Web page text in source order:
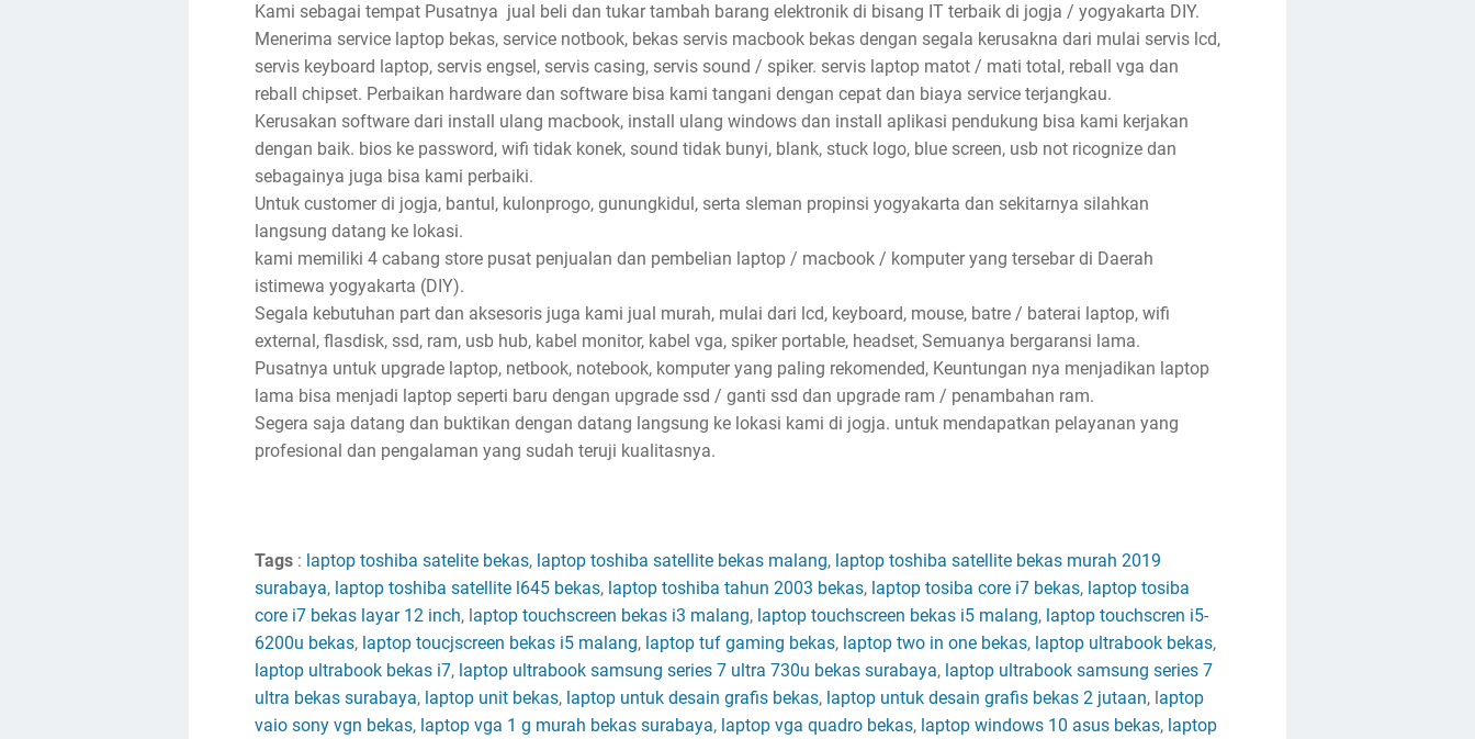
Kami sebagai tempat Pusatnya jual beli dan tukar tambah barang elektronik di bisang IT terbaik di jogja / yogyakarta DIY.
Menerima service laptop bekas, service notbook, bekas servis macbook bekas dengan segala kerusakna dari mulai servis lcd,
servis keyboard laptop, servis engsel, servis casing, servis sound / spiker. servis laptop matot / mati total, reball vga dan
reball chipset. Perbaikan hardware dan software bisa kami tangani dengan cepat dan biaya service terjangkau.
Kerusakan software dari install ulang macbook, install ulang windows dan install aplikasi pendukung bisa kami kerjakan
dengan baik. bios ke password, wifi tidak konek, sound tidak bunyi, blank, stuck logo, blue screen, usb not ricognize dan
sebagainya juga bisa kami perbaiki.
Untuk customer di jogja, bantul, kulonprogo, gunungkidul, serta sleman propinsi yogyakarta dan sekitarnya silahkan
langsung datang ke lokasi.
kami memiliki 4 cabang store pusat penjualan dan pembelian laptop / macbook / komputer yang tersebar di Daerah
istimewa yogyakarta (DIY).
Segala kebutuhan part dan aksesoris juga kami jual murah, mulai dari lcd, keyboard, mouse, batre / baterai laptop, wifi
external, flasdisk, ssd, ram, usb hub, kabel monitor, kabel vga, spiker portable, headset, Semuanya bergaransi lama.
Pusatnya untuk upgrade laptop, netbook, notebook, komputer yang paling rekomended, Keuntungan nya menjadikan laptop
lama bisa menjadi laptop seperti baru dengan upgrade ssd / ganti ssd dan upgrade ram / penambahan ram.
Segera saja datang dan buktikan dengan datang langsung ke lokasi kami di jogja. untuk mendapatkan pelayanan yang
profesional dan pengalaman yang sudah teruji kualitasnya.
Tags : laptop toshiba satelite bekas, laptop toshiba satellite bekas malang, laptop toshiba satellite bekas murah 2019
surabaya, laptop toshiba satellite l645 bekas, laptop toshiba tahun 2003 bekas, laptop tosiba core i7 bekas, laptop tosiba
core i7 bekas layar 12 inch, l aptop touchscreen bekas i3 malang, laptop touchscreen bekas i5 malang, laptop touchscren i5-
6200u bekas, laptop toucjscreen bekas i5 malang, laptop tuf gaming bekas, laptop two in one bekas, laptop ultrabook bekas,
laptop ultrabook bekas i7, laptop ultrabook samsung series 7 ultra 730u bekas surabaya, laptop ultrabook samsung series 7
ultra bekas surabaya, laptop unit bekas, laptop untuk desain grafis bekas, laptop untuk desain grafis bekas 2 jutaan, l aptop
vaio sony vgn bekas, laptop vga 1 g murah bekas surabaya, laptop vga quadro bekas, laptop windows 10 asus bekas, laptop